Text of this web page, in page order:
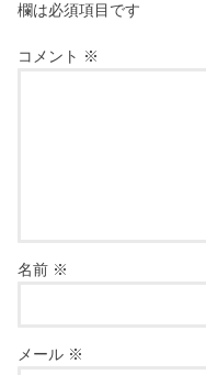
欄は必須項目です
コメント ※
名前 ※
メール ※